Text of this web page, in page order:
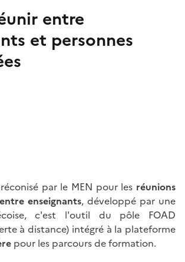
entre
et personnes
par le MEN pour les réunions
enseignants, développé par une
c'est l'outil du pôle FOAD
à distance) intégré à la plateforme
pour les parcours de formation.